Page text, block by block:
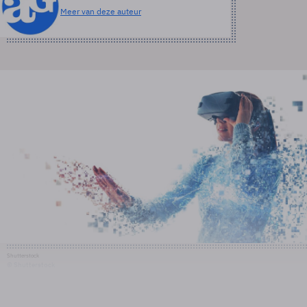
Meer van deze auteur